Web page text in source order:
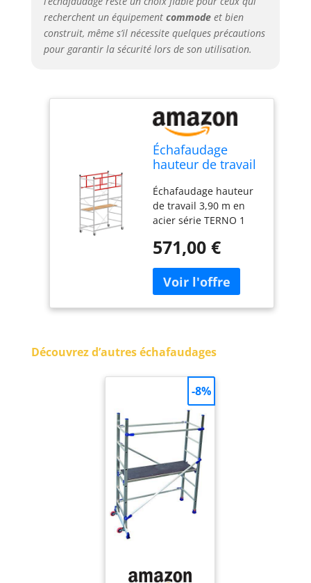
recherchent un équipement commodeet bien
construit, même s’il nécessite quelques précautions
pour garantir la sécurité lors de son utilisation.
Échafaudage
hauteur de travail
série TERNO 1
Made en Italy |
SCEDIL
Échafaudage hauteur
de travail 3,90 m en
acier série TERNO 1
BUILDING_MATERIAL
571,00 €
Découvrez d’autres échafaudages
-8%